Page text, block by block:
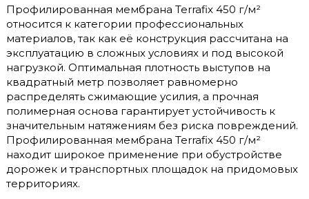
Профилированная мембрана Terrafix 450 г/м²
относится к категории профессиональных
материалов, так как её конструкция рассчитана на
эксплуатацию в сложных условиях и под высокой
нагрузкой. Оптимальная плотность выступов на
квадратный метр позволяет равномерно
распределять сжимающие усилия, а прочная
полимерная основа гарантирует устойчивость к
значительным натяжениям без риска повреждений.
Профилированная мембрана Terrafix 450 г/м²
находит широкое применение при обустройстве
дорожек и транспортных площадок на придомовых
территориях.